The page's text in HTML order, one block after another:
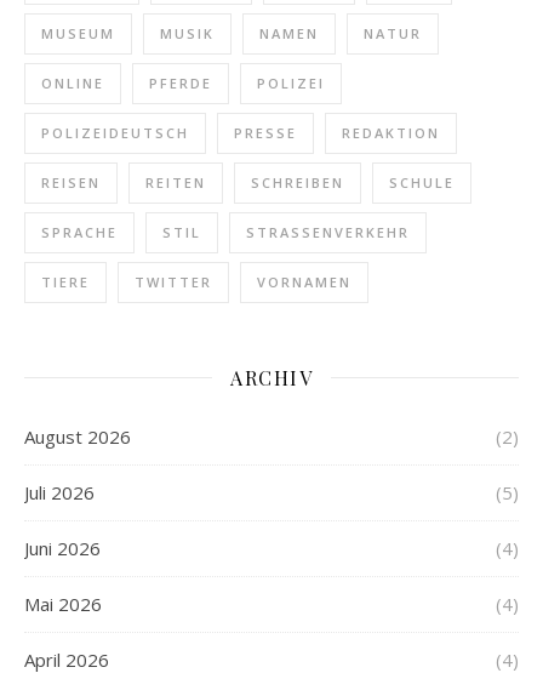
MUSEUM MUSIK NAMEN NATUR
ONLINE PFERDE POLIZEI
POLIZEIDEUTSCH PRESSE REDAKTION
REISEN REITEN SCHREIBEN SCHULE
SPRACHE STIL STRASSENVERKEHR
TIERE TWITTER VORNAMEN
ARCHIV
August 2026 (2)
Juli 2026 (5)
Juni 2026 (4)
Mai 2026 (4)
April 2026 (4)